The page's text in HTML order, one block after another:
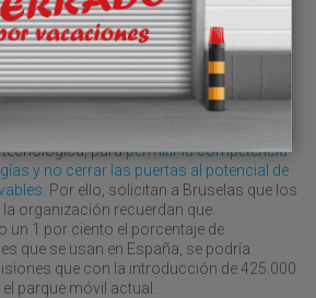
UE”, más aún cuandola propia
Europea, Ursula Von der Leyen
escuchar las voces de las partes
pragmatismo y neutralidad
en la importancia de adoptar el
tecnológica, parapermitir la competencia
y no cerrar las puertas al potencial de
Por ello, solicitan a Bruselas que los
la organización recuerdan que
un 1 por ciento el porcentaje de
que se usan en España, se podría
que con la introducción de 425.000
parque móvil actual.